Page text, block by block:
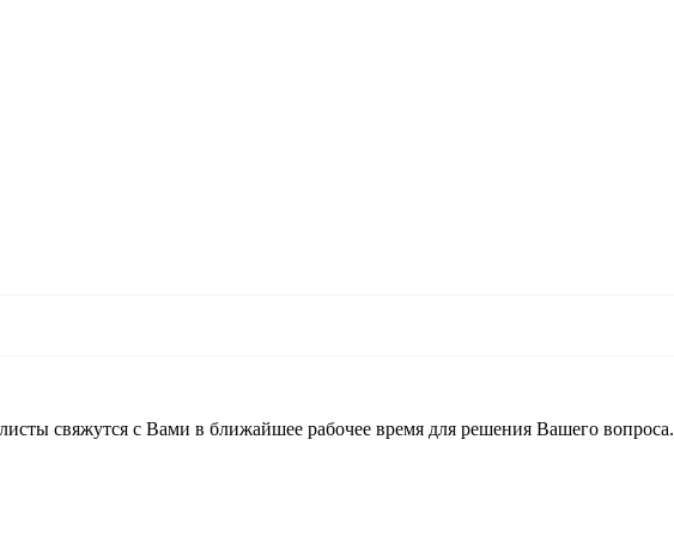
свяжутся с Вами в ближайшее рабочее время для решения Вашего вопроса.